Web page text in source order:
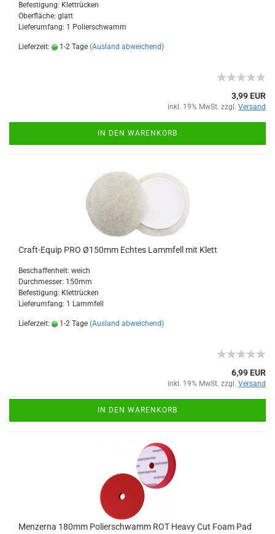
Befestigung: Klettrücken
Oberfläche: glatt
Lieferumfang: 1 Polierschwamm
Lieferzeit: 1-2 Tage (Ausland abweichend)
3,99 EUR
inkl. 19% MwSt. zzgl. Versand
IN DEN WARENKORB
Craft-Equip PRO Ø150mm Echtes Lammfell mit Klett
Beschaffenheit: weich
Durchmesser: 150mm
Befestigung: Klettrücken
Lieferumfang: 1 Lammfell
Lieferzeit: 1-2 Tage (Ausland abweichend)
6,99 EUR
inkl. 19% MwSt. zzgl. Versand
IN DEN WARENKORB
Menzerna 180mm Polierschwamm ROT Heavy Cut Foam Pad